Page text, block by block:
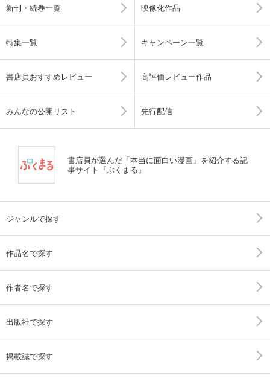
新刊・続巻一覧 映像化作品
特集一覧 キャンペーン一覧
書店員おすすめレビュー 高評価レビュー作品
みんなの公開リスト 先行配信
書店員が選んだ「本当に面白い漫画」を紹介する記
事サイト『ぶくまる』
ジャンルで探す
作品名で探す
作者名で探す
出版社で探す
掲載誌で探す